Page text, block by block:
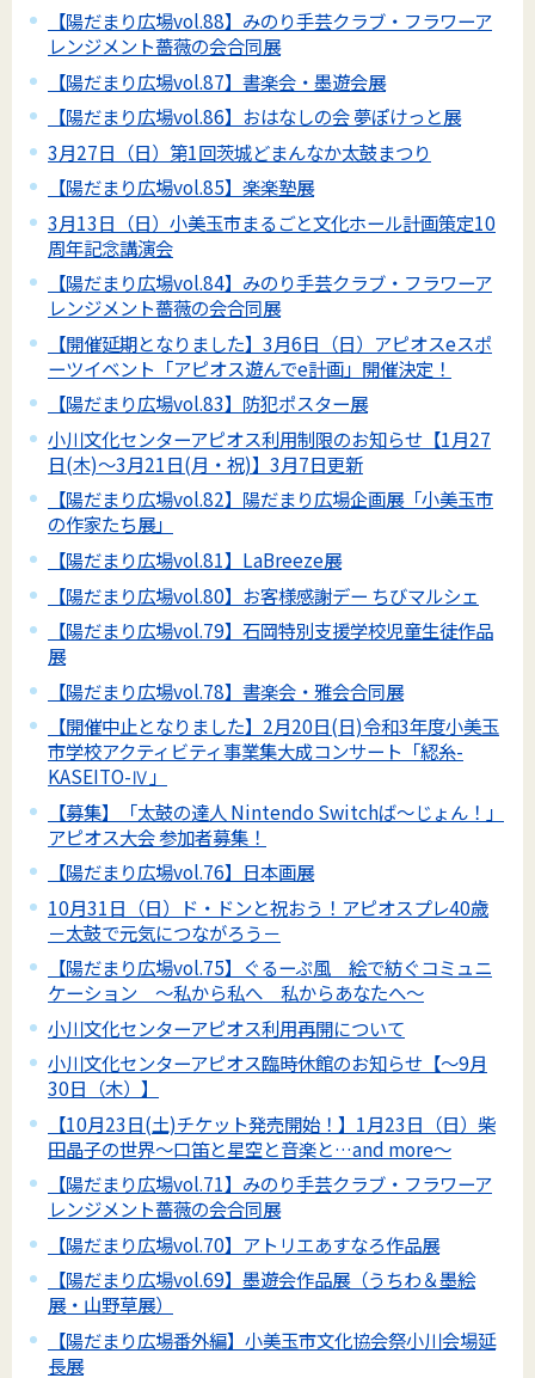
【陽だまり広場vol.88】みのり手芸クラブ・フラワーア
レンジメント薔薇の会合同展
【陽だまり広場vol.87】書楽会・墨遊会展
【陽だまり広場vol.86】おはなしの会 夢ぽけっと展
3月27日（日）第1回茨城どまんなか太鼓まつり
【陽だまり広場vol.85】楽楽塾展
3月13日（日）小美玉市まるごと文化ホール計画策定10
周年記念講演会
【陽だまり広場vol.84】みのり手芸クラブ・フラワーア
レンジメント薔薇の会合同展
【開催延期となりました】3月6日（日）アピオスeスポ
ーツイベント「アピオス遊んでe計画」開催決定！
【陽だまり広場vol.83】防犯ポスター展
小川文化センターアピオス利用制限のお知らせ【1月27
日(木)～3月21日(月・祝)】3月7日更新
【陽だまり広場vol.82】陽だまり広場企画展「小美玉市
の作家たち展」
【陽だまり広場vol.81】LaBreeze展
【陽だまり広場vol.80】お客様感謝デー ちびマルシェ
【陽だまり広場vol.79】石岡特別支援学校児童生徒作品
展
【陽だまり広場vol.78】書楽会・雅会合同展
【開催中止となりました】2月20日(日)令和3年度小美玉
市学校アクティビティ事業集大成コンサート「綛糸-
KASEITO-Ⅳ」
【募集】「太鼓の達人 Nintendo Switchば～じょん！」
アピオス大会 参加者募集！
【陽だまり広場vol.76】日本画展
10月31日（日）ド・ドンと祝おう！アピオスプレ40歳
－太鼓で元気につながろう－
【陽だまり広場vol.75】ぐるーぷ風 絵で紡ぐコミュニ
ケーション ～私から私へ 私からあなたへ～
小川文化センターアピオス利用再開について
小川文化センターアピオス臨時休館のお知らせ【～9月
30日（木）】
【10月23日(土)チケット発売開始！】1月23日（日）柴
田晶子の世界～口笛と星空と音楽と…and more～
【陽だまり広場vol.71】みのり手芸クラブ・フラワーア
レンジメント薔薇の会合同展
【陽だまり広場vol.70】アトリエあすなろ作品展
【陽だまり広場vol.69】墨遊会作品展（うちわ＆墨絵
展・山野草展）
【陽だまり広場番外編】小美玉市文化協会祭小川会場延
長展